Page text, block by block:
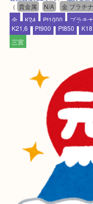
★出張買取の対応
兵庫県,神戸市中央
三田市,明石市,ポ
上記地域にない場
※品数が多い時・
しい時などにご利